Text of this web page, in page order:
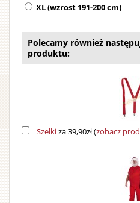
XL (wzrost 191-200 cm)
Polecamy również
produktu:
Szelkiza 39,90zł(zobacz